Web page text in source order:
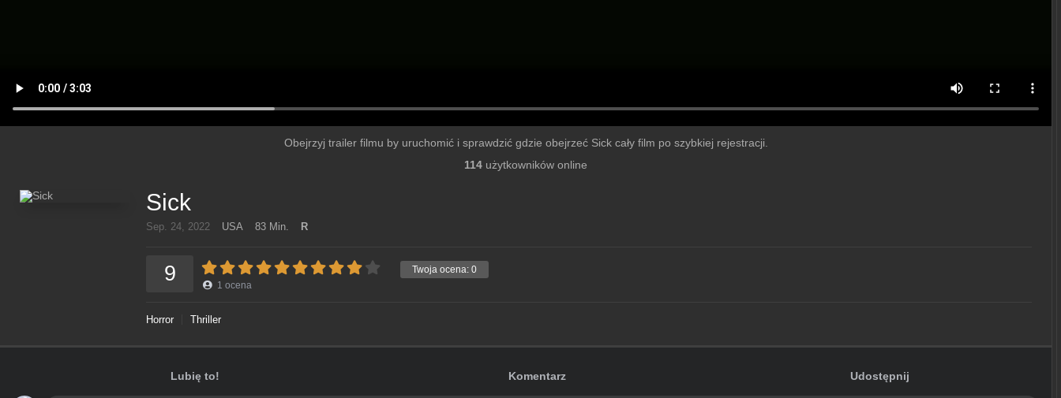
Obejrzyj trailer filmu by uruchomić i sprawdzić gdzie obejrzeć Sick cały film po szybkiej rejestracji.
114 użytkowników online
Sick
Sep. 24, 2022 USA 83 Min. R
Twoja ocena: 0
9 1 ocena
Horror Thriller
Lubię to! Komentarz Udostępnij